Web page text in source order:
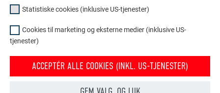
Statistiske cookies (inklusive US-tjenester)
Cookies til marketing og eksterne medier (inklusive US-
tjenester)
ACCEPTÉR ALLE COOKIES (INKL. US-TJENESTER)